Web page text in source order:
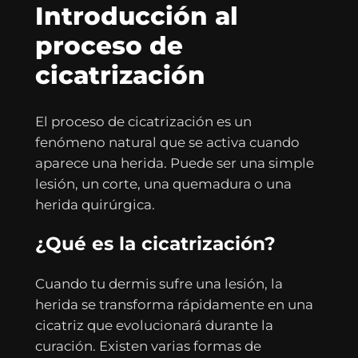
Introducción al
proceso de
cicatrización
El proceso de cicatrización es un
fenómeno natural que se activa cuando
aparece una herida. Puede ser una simple
lesión, un corte, una quemadura o una
herida quirúrgica.
¿Qué es la cicatrización?
Cuando tu dermis sufre una lesión, la
herida se transforma rápidamente en una
cicatriz que evolucionará durante la
curación. Existen varias formas de